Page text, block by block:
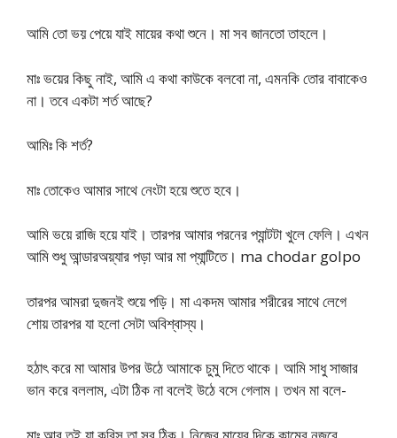
আমি তো ভয় পেয়ে যাই মায়ের কথা শুনে। মা সব জানতো তাহলে।
মাঃ ভয়ের কিছু নাই, আমি এ কথা কাউকে বলবো না, এমনকি তোর বাবাকেও
না। তবে একটা শর্ত আছে?
আমিঃ কি শর্ত?
মাঃ তোকেও আমার সাথে নেংটা হয়ে শুতে হবে।
আমি ভয়ে রাজি হয়ে যাই। তারপর আমার পরনের প্যান্টটা খুলে ফেলি। এখন
আমি শুধু আন্ডারঅয়্যার পড়া আর মা প্যান্টিতে। ma chodar golpo
তারপর আমরা দুজনই শুয়ে পড়ি। মা একদম আমার শরীরের সাথে লেগে
শোয় তারপর যা হলো সেটা অবিশ্বাস্য।
হঠাৎ করে মা আমার উপর উঠে আমাকে চুমু দিতে থাকে। আমি সাধু সাজার
ভান করে বললাম, এটা ঠিক না বলেই উঠে বসে গেলাম। তখন মা বলে-